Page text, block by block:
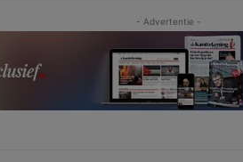
- Advertentie -